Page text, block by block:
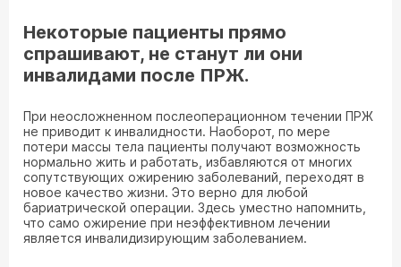
Некоторые пациенты прямо
спрашивают, не станут ли они
инвалидами после ПРЖ.
При неосложненном послеоперационном течении ПРЖ
не приводит к инвалидности. Наоборот, по мере
потери массы тела пациенты получают возможность
нормально жить и работать, избавляются от многих
сопутствующих ожирению заболеваний, переходят в
новое качество жизни. Это верно для любой
бариатрической операции. Здесь уместно напомнить,
что само ожирение при неэффективном лечении
является инвалидизирующим заболеванием.